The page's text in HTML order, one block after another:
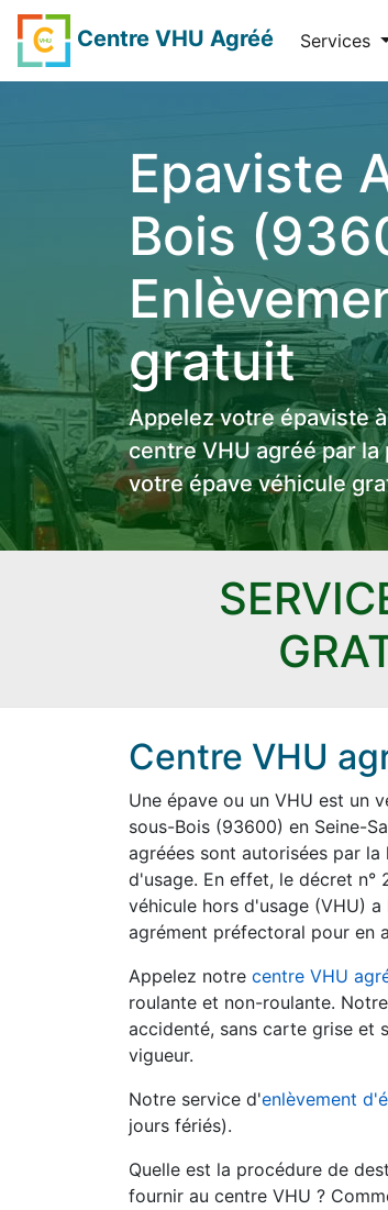
Centre VHU Agréé Services
Epaviste
Bois
gratuit
Appelez votre épaviste
centre VHU agréé par
votre épave véhicule
Centre VHU
Une épave ou un VHU est un
sous-Bois (93600) en Seine-
agréées sont autorisées par
d'usage. En effet, le décret
véhicule hors d'usage (VHU)
agrément préfectoral pour en
Appelez notre centre VHU
roulante et non-roulante.
accidenté, sans carte grise et
vigueur.
Notre service d'enlèvement
jours fériés).
Quelle est la procédure de
fournir au centre VHU ?